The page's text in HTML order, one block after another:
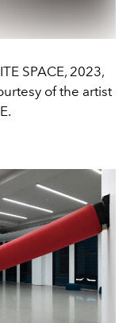
SPACE, 2023,
of the artist